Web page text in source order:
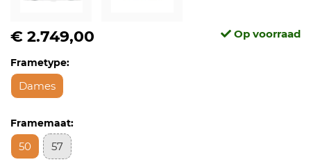
€ 2.749,00 Op voorraad
Frametype:
Dames
Framemaat:
50 57